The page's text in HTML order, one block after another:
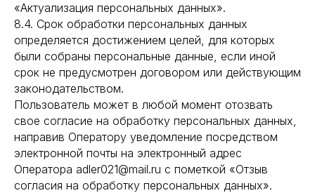
«Актуализация персональных данных».
8.4. Срок обработки персональных данных
определяется достижением целей, для которых
были собраны персональные данные, если иной
срок не предусмотрен договором или действующим
законодательством.
Пользователь может в любой момент отозвать
свое согласие на обработку персональных данных,
направив Оператору уведомление посредством
электронной почты на электронный адрес
Оператора adler021@mail.ru с пометкой «Отзыв
согласия на обработку персональных данных».